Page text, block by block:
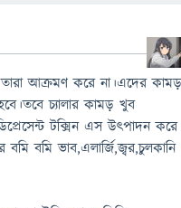
তারা আক্রমণ করে না।এদের
চ্যালার কামড় খুব
টক্সিন এস উৎপাদন করে
বমি ভাব,এলার্জি,জ্বর,চুলকানি